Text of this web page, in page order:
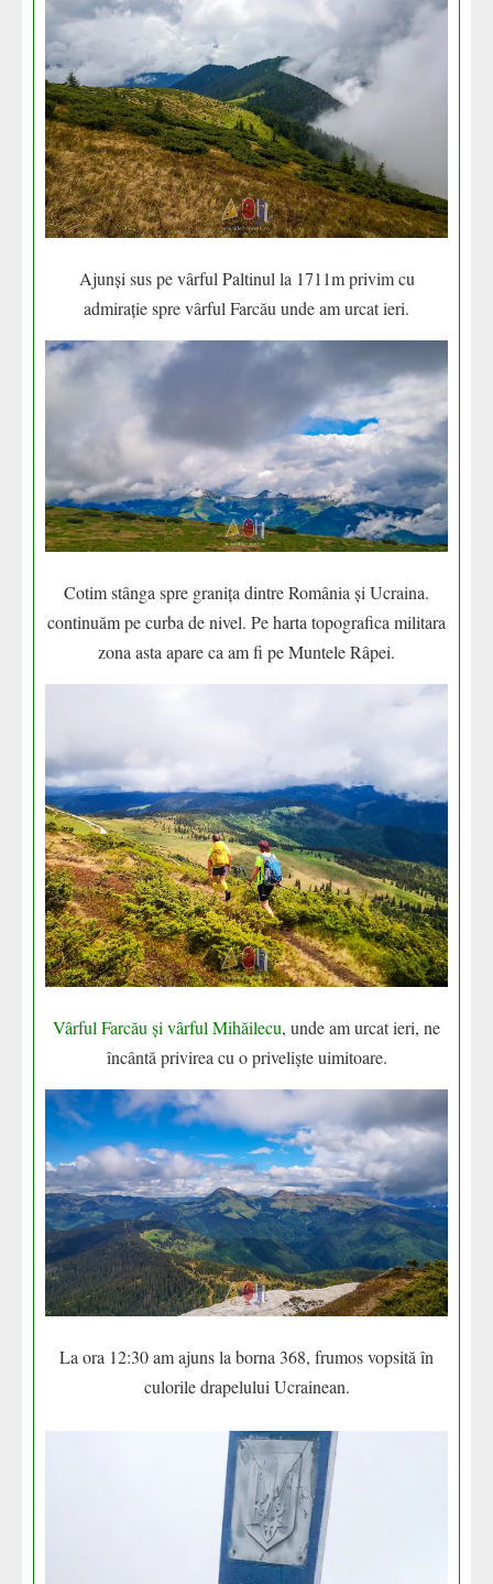
Ajunși sus pe vârful Paltinul la 1711m privim cu
admirație spre vârful Farcău unde am urcat ieri.
Cotim stânga spre granița dintre România și Ucraina.
continuăm pe curba de nivel. Pe harta topografica militara
zona asta apare ca am fi pe Muntele Râpei.
Vârful Farcău și vârful Mihăilecu, unde am urcat ieri, ne
încântă privirea cu o priveliște uimitoare.
La ora 12:30 am ajuns la borna 368, frumos vopsită în
culorile drapelului Ucrainean.